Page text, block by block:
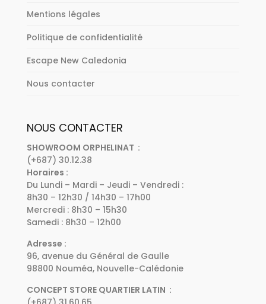
Mentions légales
Politique de confidentialité
Escape New Caledonia
Nous contacter
NOUS CONTACTER
SHOWROOM ORPHELINAT :
(+687) 30.12.38
Horaires :
Du Lundi – Mardi – Jeudi – Vendredi :
8h30 – 12h30 / 14h30 – 17h00
Mercredi : 8h30 – 15h30
Samedi : 8h30 – 12h00
Adresse :
96, avenue du Général de Gaulle
98800 Nouméa, Nouvelle-Calédonie
CONCEPT STORE QUARTIER LATIN :